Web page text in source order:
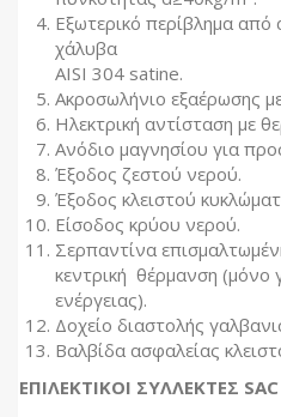
Εξωτερικό περίβλημα από
χάλυβα
AISI 304 satine.
Aκροσωλήνιο εξαέρωσης
Ηλεκτρική αντίσταση με
Ανόδιο μαγνησίου για
Έξοδος ζεστού νερού.
Έξοδος κλειστού
Είσοδος κρύου νερού.
Σερπαντίνα
κεντρική θέρμανση (μόνο
ενέργειας).
Δοχείο διαστολής
Βαλβίδα ασφαλείας
ΕΠΙΛΕΚΤΙΚΟΙ ΣΥΛΛΕΚΤΕΣ SAC